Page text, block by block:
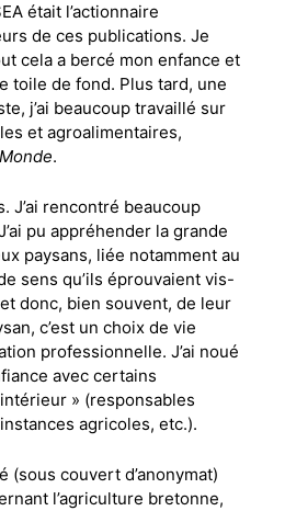
était l’actionnaire
de ces publications. Je
cela a bercé mon enfance et
toile de fond. Plus tard, une
j’ai beaucoup travaillé sur
et agroalimentaires,
.
J’ai rencontré beaucoup
pu appréhender la grande
paysans, liée notamment au
sens qu’ils éprouvaient vis-
donc, bien souvent, de leur
c’est un choix de vie
professionnelle. J’ai noué
avec certains
» (responsables
agricoles, etc.).
(sous couvert d’anonymat)
l’agriculture bretonne,